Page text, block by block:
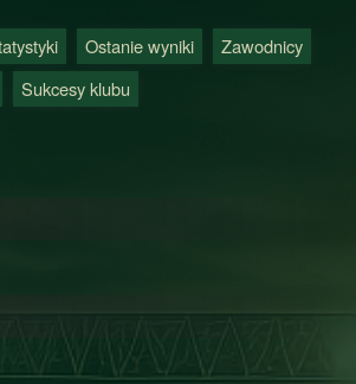
Ostanie wyniki
Zawodnicy
Sukcesy klubu